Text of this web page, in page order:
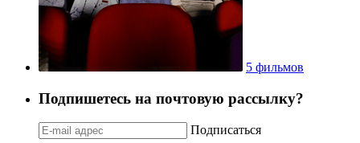
5 фильмов
Подпишетесь на почтовую рассылку?
Подписаться